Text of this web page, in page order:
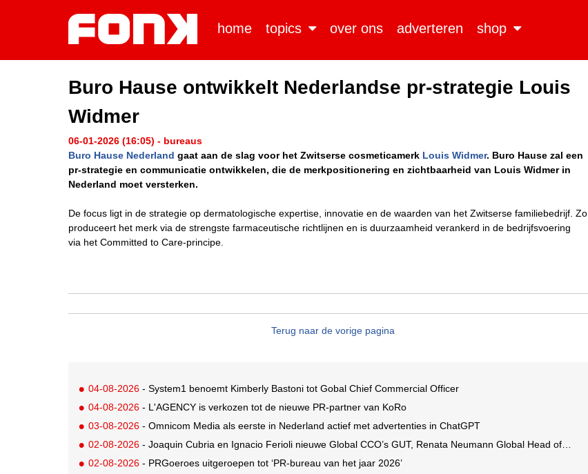
home topics over ons adverteren shop
Buro Hause ontwikkelt Nederlandse pr-strategie Louis
Widmer
06-01-2026 (16:05) - bureaus
Buro Hause Nederland gaat aan de slag voor het Zwitserse cosmeticamerk Louis Widmer. Buro Hause zal een
pr-strategie en communicatie ontwikkelen, die de merkpositionering en zichtbaarheid van Louis Widmer in
Nederland moet versterken.
De focus ligt in de strategie op dermatologische expertise, innovatie en de waarden van het Zwitserse familiebedrijf. Zo
produceert het merk via de strengste farmaceutische richtlijnen en is duurzaamheid verankerd in de bedrijfsvoering
via het Committed to Care-principe.
Terug naar de vorige pagina
04-08-2026 - System1 benoemt Kimberly Bastoni tot Gobal Chief Commercial Officer
04-08-2026 - L'AGENCY is verkozen tot de nieuwe PR-partner van KoRo
03-08-2026 - Omnicom Media als eerste in Nederland actief met advertenties in ChatGPT
02-08-2026 - Joaquin Cubria en Ignacio Ferioli nieuwe Global CCO’s GUT, Renata Neumann Global Head of Production
02-08-2026 - PRGoeroes uitgeroepen tot ‘PR-bureau van het jaar 2026’